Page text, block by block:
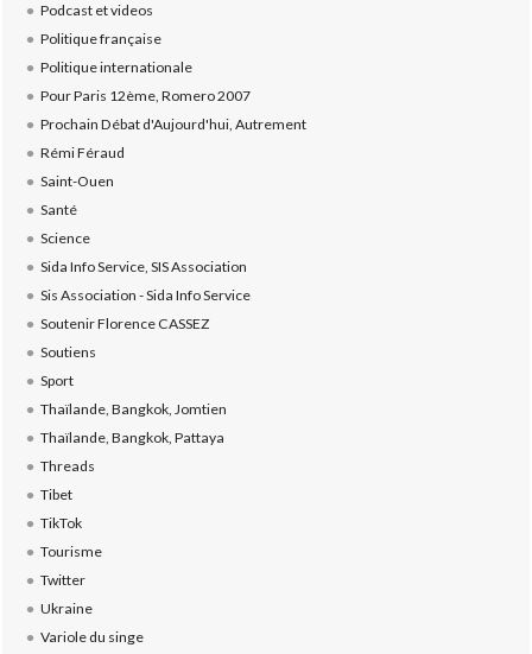
Podcast et videos
Politique française
Politique internationale
Pour Paris 12ème, Romero 2007
Prochain Débat d'Aujourd'hui, Autrement
Rémi Féraud
Saint-Ouen
Santé
Science
Sida Info Service, SIS Association
Sis Association - Sida Info Service
Soutenir Florence CASSEZ
Soutiens
Sport
Thaïlande, Bangkok, Jomtien
Thaïlande, Bangkok, Pattaya
Threads
Tibet
TikTok
Tourisme
Twitter
Ukraine
Variole du singe